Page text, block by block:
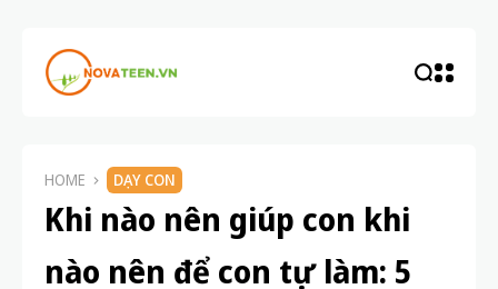
HOME DẠY CON
Khi nào nên giúp con khi
nào nên để con tự làm: 5